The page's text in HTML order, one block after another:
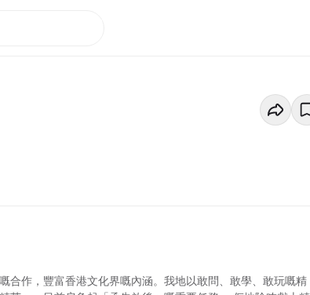
合作，豐富香港文化界嘅內涵。我地以敢問、敢學、敢玩嘅精